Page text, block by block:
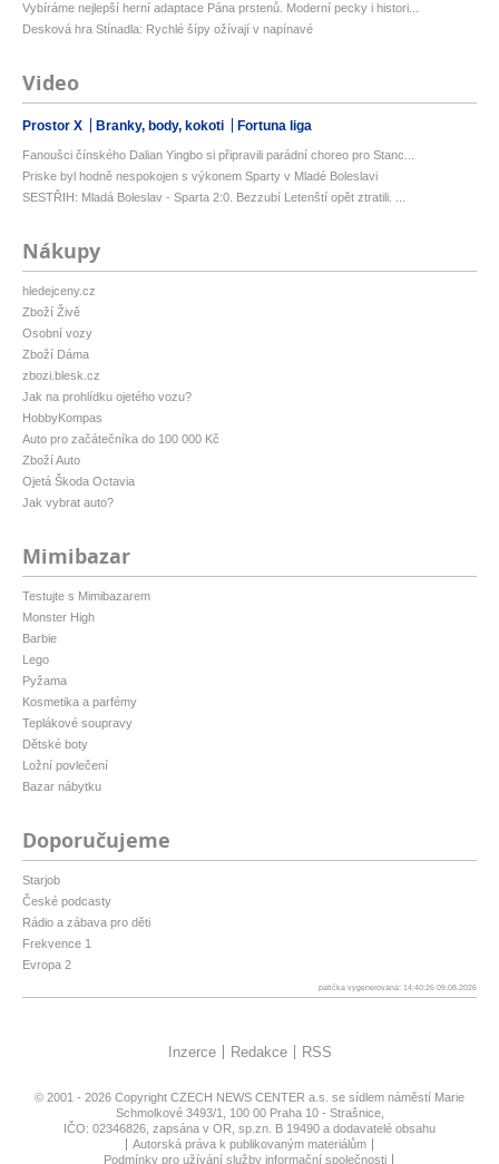
Vybíráme nejlepší herní adaptace Pána prstenů. Moderní pecky i histori...
Desková hra Stínadla: Rychlé šípy ožívají v napínavé
Video
Prostor X Branky, body, kokoti Fortuna liga
Fanoušci čínského Dalian Yingbo si připravili parádní choreo pro Stanc...
Priske byl hodně nespokojen s výkonem Sparty v Mladé Boleslavi
SESTŘIH: Mladá Boleslav - Sparta 2:0. Bezzubí Letenští opět ztratili. ...
Nákupy
hledejceny.cz
Zboží Živě
Osobní vozy
Zboží Dáma
zbozi.blesk.cz
Jak na prohlídku ojetého vozu?
HobbyKompas
Auto pro začátečníka do 100 000 Kč
Zboží Auto
Ojetá Škoda Octavia
Jak vybrat auto?
Mimibazar
Testujte s Mimibazarem
Monster High
Barbie
Lego
Pyžama
Kosmetika a parfémy
Teplákové soupravy
Dětské boty
Ložní povlečení
Bazar nábytku
Doporučujeme
Starjob
České podcasty
Rádio a zábava pro děti
Frekvence 1
Evropa 2
patička vygenerovaná: 14:40:26 09.08.2026
Inzerce Redakce RSS
© 2001 - 2026 Copyright CZECH NEWS CENTER a.s. se sídlem náměstí Marie
Schmolkové 3493/1, 100 00 Praha 10 - Strašnice,
IČO: 02346826, zapsána v OR, sp.zn. B 19490 a dodavatelé obsahu
Autorská práva k publikovaným materiálům
Podmínky pro užívání služby informační společnosti